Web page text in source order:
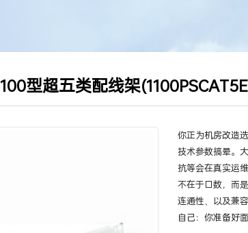
型超五类配线架
你正为机房改造
技术参数搞晕。
抗等会在真实运
不在于口数，而
连通性、以及兼
自己：你准备好